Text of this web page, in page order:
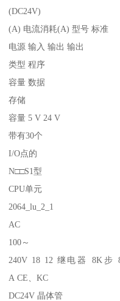
(DC24V)
(A) 电流消耗(A) 型号 标准
电源 输入 输出 输出
类型 程序
容量 数据
存储
容量 5 V 24 V
带有30个
I/O点的
N□□S1型
CPU单元
2064_lu_2_1
AC
100～
240V 18 12 继电器 8K步
A CE、KC
DC24V 晶体管